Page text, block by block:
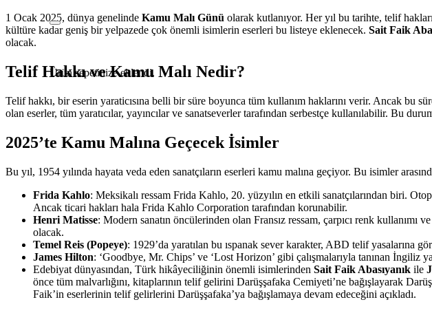
Ürün sepetinize eklendi.
1 Ocak 2025, dünya genelinde Kamu Malı Günü olarak kutlanıyor. Her yıl bu tarihte, telif
kültüre kadar geniş bir yelpazede çok önemli isimlerin eserleri bu listeye eklenecek. Sait Faik
olacak.
Telif Hakkı ve Kamu Malı Nedir?
Telif hakkı, bir eserin yaraticısına belli bir süre boyunca tüm kullanım haklarını verir. Ancak bu
olan eserler, tüm yaratıcılar, yayıncılar ve sanatseverler tarafından serbestçe kullanılabilir. Bu
2025’te Kamu Malına Geçecek İsimler
Bu yıl, 1954 yılında hayata veda eden sanatçıların eserleri kamu malına geçiyor. Bu isimler
Frida Kahlo: Meksikalı ressam Frida Kahlo, 20. yüzyılın en etkili sanatçılarından biri.
Ancak ticari hakları hala Frida Kahlo Corporation tarafından korunabilir.
Henri Matisse: Modern sanatın öncülerinden olan Fransız ressam, çarpıcı renk
olacak.
Temel Reis (Popeye): 1929’da yaratılan bu ıspanak sever karakter, ABD telif yasalarına
James Hilton: ‘Goodbye, Mr. Chips’ ve ‘Lost Horizon’ gibi çalışmalarıyla tanınan İngiliz
Edebiyat dünyasından, Türk hikâyeciliğinin önemli isimlerinden Sait Faik Abasıyanık ile
önce tüm malvarlığını, kitaplarının telif gelirini Darüşşafaka Cemiyeti’ne bağışlayarak
Faik’in eserlerinin telif gelirlerini Darüşşafaka’ya bağışlamaya devam edeceğini açıkladı.